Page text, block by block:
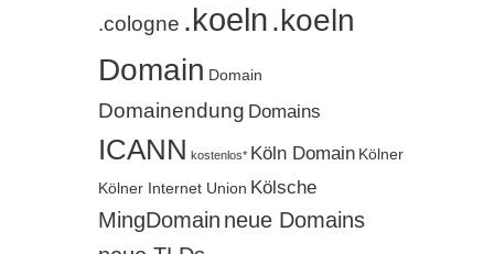
.cologne .koeln.koeln
Domain Domain
Domainendung Domains
ICANN kostenlos* Köln Domain Kölner
Kölner Internet Union Kölsche
MingDomain neue Domains